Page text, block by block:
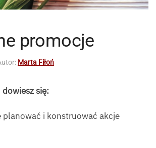
promocje
Marta Fiłoń
dowiesz się:
planować i konstruować akcje